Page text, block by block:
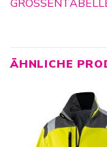
ÄHNLICHE